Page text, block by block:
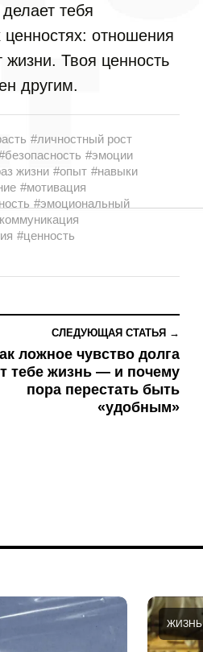
тебя
отношения
жизни. Твоя ценность
другим.
#личностный рост
#эмоции
жизни #опыт #навыки
#мотивация
#эмоциональный
#ценность
СЛЕДУЮЩАЯ СТАТЬЯ →
ложное чувство долга
тебе жизнь — и почему
пора перестать быть
«удобным»
ЖИЗНЬ